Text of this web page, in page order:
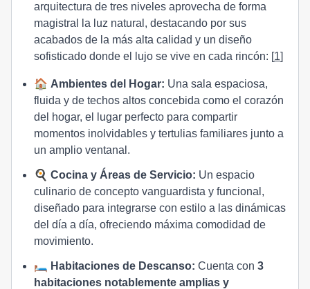
arquitectura de tres niveles aprovecha de forma
magistral la luz natural, destacando por sus
acabados de la más alta calidad y un diseño
sofisticado donde el lujo se vive en cada rincón: [1]
🏠 Ambientes del Hogar: Una sala espaciosa,
fluida y de techos altos concebida como el corazón
del hogar, el lugar perfecto para compartir
momentos inolvidables y tertulias familiares junto a
un amplio ventanal.
🍳 Cocina y Áreas de Servicio: Un espacio
culinario de concepto vanguardista y funcional,
diseñado para integrarse con estilo a las dinámicas
del día a día, ofreciendo máxima comodidad de
movimiento.
🛏️ Habitaciones de Descanso: Cuenta con 3
habitaciones notablemente amplias y